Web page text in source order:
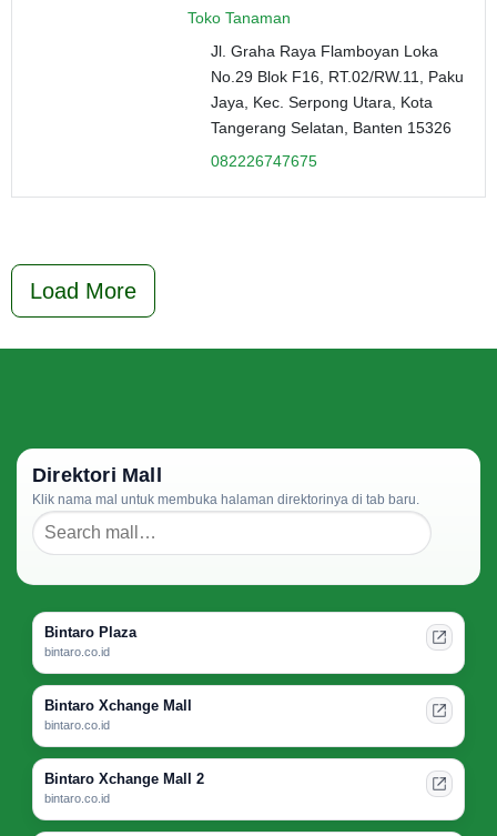
Toko Tanaman
Jl. Graha Raya Flamboyan Loka
No.29 Blok F16, RT.02/RW.11, Paku
Jaya, Kec. Serpong Utara, Kota
Tangerang Selatan, Banten 15326
082226747675
Load More
Direktori Mall
Klik nama mal untuk membuka halaman direktorinya di tab baru.
Bintaro Plaza
bintaro.co.id
Bintaro Xchange Mall
bintaro.co.id
Bintaro Xchange Mall 2
bintaro.co.id